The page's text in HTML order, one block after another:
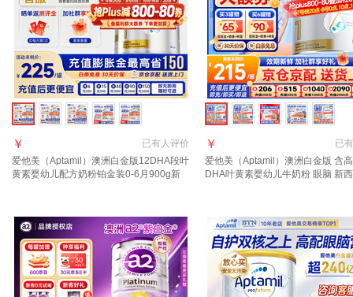
已有人评价
￥
爱他美（Aptamil）澳洲白金版12DHA段叶
黄素婴幼儿配方奶粉铂金装0-6月900g新
已有
￥
爱他美（Aptamil）澳洲白金版 含
DHA叶黄素婴幼儿牛奶粉 眼脑 新